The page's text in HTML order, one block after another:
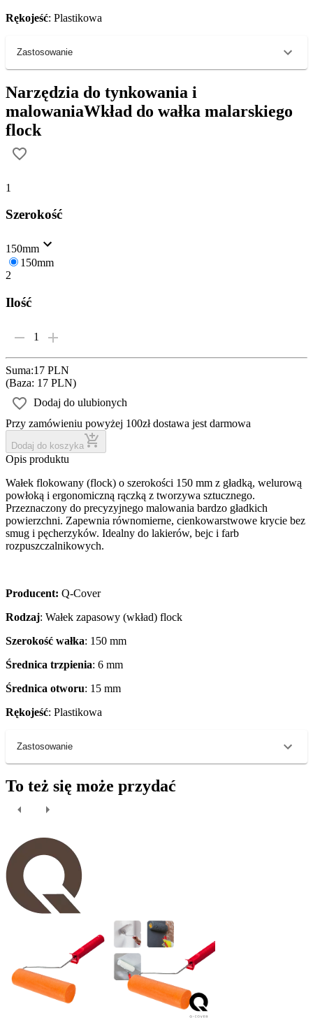
Rękojeść: Plastikowa
Zastosowanie
Narzędzia do tynkowania i
malowaniaWkład do wałka malarskiego
flock
1
Szerokość
150mm
150mm
2
Ilość
1
Suma:17 PLN
(Baza: 17 PLN)
Dodaj do ulubionych
Przy zamówieniu powyżej 100zł dostawa jest darmowa
Dodaj do koszyka
Opis produktu
Wałek flokowany (flock) o szerokości 150 mm z gładką, welurową
powłoką i ergonomiczną rączką z tworzywa sztucznego.
Przeznaczony do precyzyjnego malowania bardzo gładkich
powierzchni. Zapewnia równomierne, cienkowarstwowe krycie bez
smug i pęcherzyków. Idealny do lakierów, bejc i farb
rozpuszczalnikowych.
Producent: Q-Cover
Rodzaj: Wałek zapasowy (wkład) flock
Szerokość wałka: 150 mm
Średnica trzpienia: 6 mm
Średnica otworu: 15 mm
Rękojeść: Plastikowa
Zastosowanie
To też się może przydać